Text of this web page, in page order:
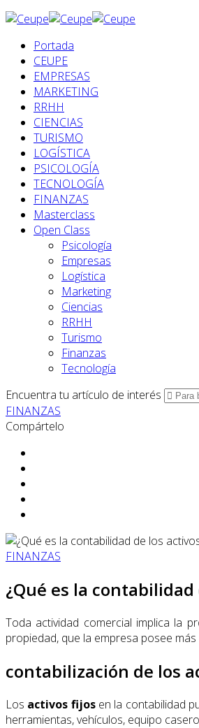
Portada
CEUPE
EMPRESAS
MARKETING
RRHH
CIENCIAS
TURISMO
LOGÍSTICA
PSICOLOGÍA
TECNOLOGÍA
FINANZAS
Masterclass
Open Class
Psicología
Empresas
Logística
Marketing
Ciencias
RRHH
Turismo
Finanzas
Tecnología
Encuentra tu artículo de interés
FINANZAS
Compártelo
FINANZAS
¿Qué es la
Toda actividad comercial implica la
propiedad, que la empresa posee
contabilización de los
Los activos fijosen la contabilidad
herramientas, vehículos, equipo